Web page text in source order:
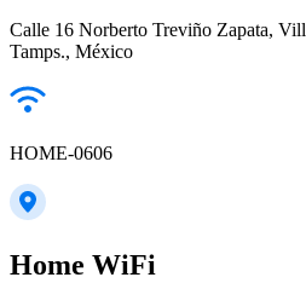
Calle 16 Norberto Treviño Zapata,
Tamps., México
HOME-0606
Home WiFi